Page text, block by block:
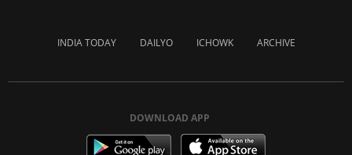
INDIA TODAY DAILYO ICHOWK ARCHIVE
DOWNLOAD APP